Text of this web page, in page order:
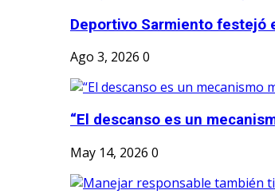
Deportivo Sarmiento festejó
Ago 3, 2026 0
“El descanso es un
May 14, 2026 0